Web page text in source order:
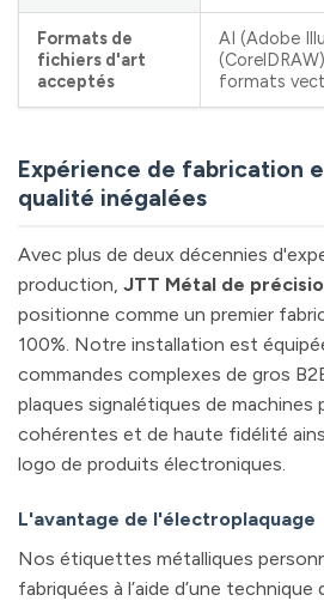
Formats de
fichiers d'art
acceptés
AI (Adobe
formats
Expérience de fabrication
qualité inégalées
Avec plus de deux décennies
production, JTT Métal de
positionne comme un premier
100%. Notre installation est
commandes complexes de gros
plaques signalétiques de machines
cohérentes et de haute fidélité
logo de produits électroniques.
L'avantage de l'électroplaquage
Nos étiquettes métalliques
fabriquées à l’aide d’une technique